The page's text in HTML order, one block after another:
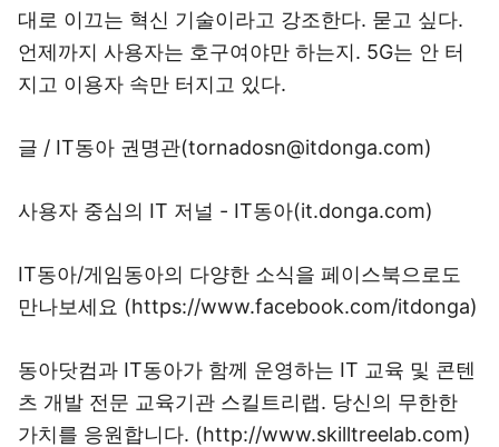
대로 이끄는 혁신 기술이라고 강조한다. 묻고 싶다.
언제까지 사용자는 호구여야만 하는지. 5G는 안 터
지고 이용자 속만 터지고 있다.
글 / IT동아 권명관(tornadosn@itdonga.com)
사용자 중심의 IT 저널 - IT동아(it.donga.com)
IT동아/게임동아의 다양한 소식을 페이스북으로도
만나보세요 (https://www.facebook.com/itdonga)
동아닷컴과 IT동아가 함께 운영하는 IT 교육 및 콘텐
츠 개발 전문 교육기관 스킬트리랩. 당신의 무한한
가치를 응원합니다. (http://www.skilltreelab.com)